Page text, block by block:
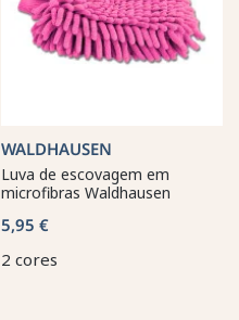
WALDHAUSEN
Luva de escovagem em
microfibras Waldhausen
5,95 €
2 cores